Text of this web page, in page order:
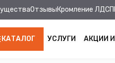
ОтзывыКромление ЛДСП
КАТАЛОГ УСЛУГИ АКЦИИ